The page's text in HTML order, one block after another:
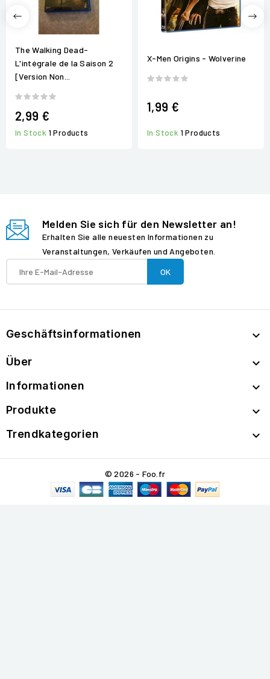
The Walking Dead-
L'intégrale de la Saison 2
[Version Non...
2,99 €
In Stock 1 Products
X-Men Origins - Wolverine
1,99 €
In Stock 1 Products
Melden Sie sich für den Newsletter an!
Erhalten Sie alle neuesten Informationen zu
Veranstaltungen, Verkäufen und Angeboten.
Geschäftsinformationen 
Über 
Informationen 
Produkte 
Trendkategorien 
© 2026 - Foo.fr